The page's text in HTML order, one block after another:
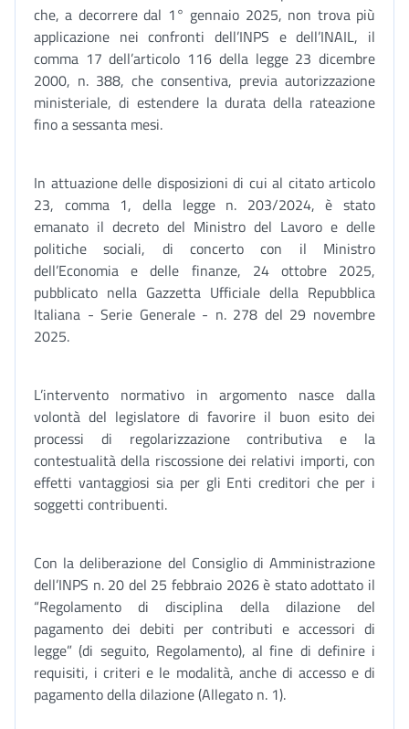
che, a decorrere dal 1° gennaio 2025, non trova più
applicazione nei confronti dell’INPS e dell’INAIL, il
comma 17 dell’articolo 116 della legge 23 dicembre
2000, n. 388, che consentiva, previa autorizzazione
ministeriale, di estendere la durata della rateazione
fino a sessanta mesi.
In attuazione delle disposizioni di cui al citato articolo
23, comma 1, della legge n. 203/2024, è stato
emanato il decreto del Ministro del Lavoro e delle
politiche sociali, di concerto con il Ministro
dell’Economia e delle finanze, 24 ottobre 2025,
pubblicato nella Gazzetta Ufficiale della Repubblica
Italiana - Serie Generale - n. 278 del 29 novembre
2025.
L’intervento normativo in argomento nasce dalla
volontà del legislatore di favorire il buon esito dei
processi di regolarizzazione contributiva e la
contestualità della riscossione dei relativi importi, con
effetti vantaggiosi sia per gli Enti creditori che per i
soggetti contribuenti.
Con la deliberazione del Consiglio di Amministrazione
dell’INPS n. 20 del 25 febbraio 2026 è stato adottato il
“Regolamento di disciplina della dilazione del
pagamento dei debiti per contributi e accessori di
legge” (di seguito, Regolamento), al fine di definire i
requisiti, i criteri e le modalità, anche di accesso e di
pagamento della dilazione (Allegato n. 1).